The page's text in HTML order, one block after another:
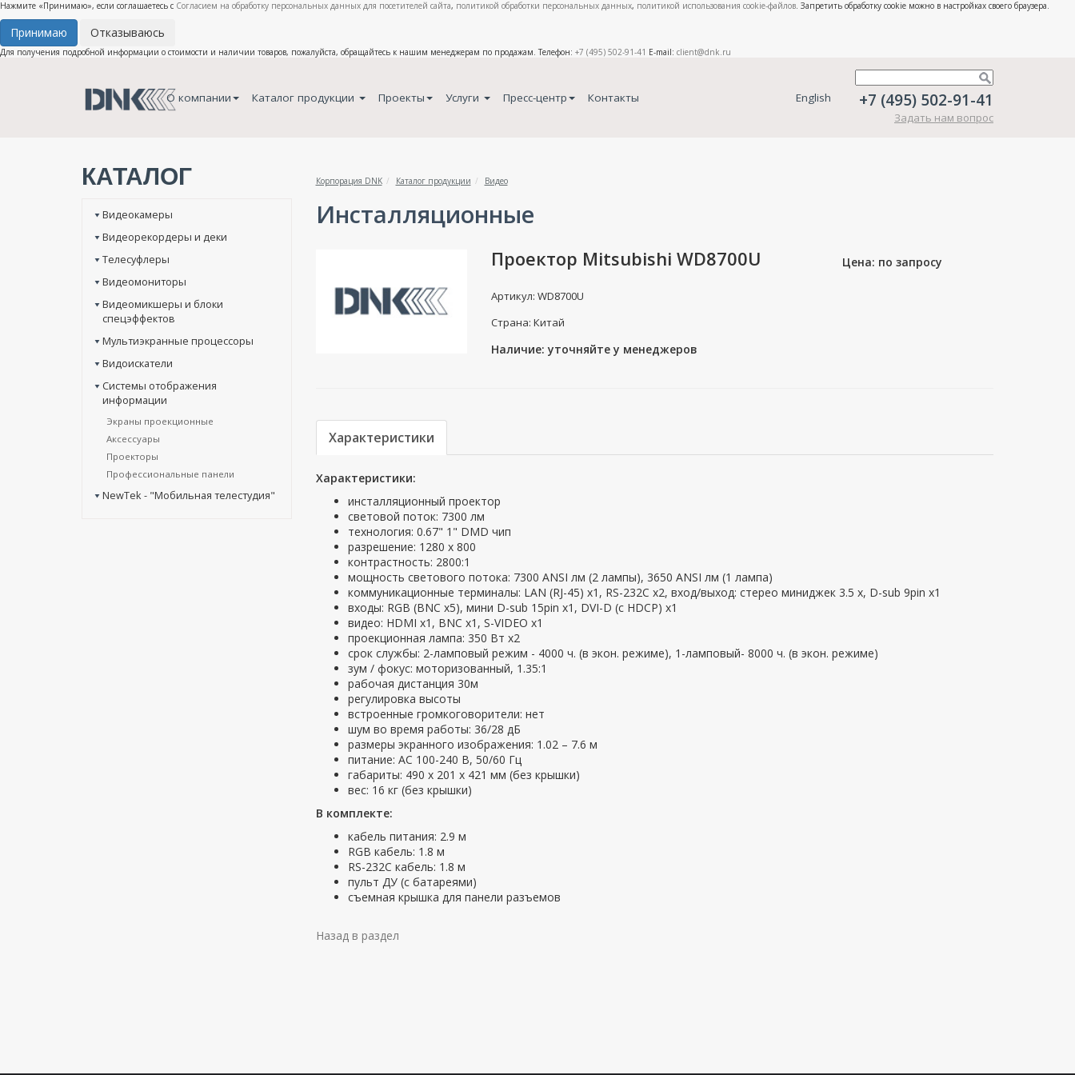
Нажмите «Принимаю», если соглашаетесь с Согласием на обработку персональных данных для посетителей сайта, политикой обработки персональных данных, политикой использования cookie-файлов. Запретить обработку cookie можно в настройках своего браузера.
Принимаю Отказываюсь
Для получения подробной информации о стоимости и наличии товаров, пожалуйста, обращайтесь к нашим менеджерам по продажам. Телефон: +7 (495) 502-91-41 E-mail: client@dnk.ru
О компании Каталог продукции Проекты Услуги Пресс-центр Контакты English +7 (495) 502-91-41
Задать нам вопрос
КАТАЛОГ Корпорация DNK Каталог продукции Видео
Видеокамеры
Видеорекордеры и деки
Телесуфлеры
Видеомониторы
Видеомикшеры и блоки
спецэффектов
Мультиэкранные процессоры
Видоискатели
Системы отображения
информации
Экраны проекционные
Аксессуары
Проекторы
Профессиональные панели
NewTek - "Мобильная телестудия"
Инсталляционные
Проектор Mitsubishi WD8700U
Артикул: WD8700U
Страна: Китай
Наличие: уточняйте у менеджеров
Цена: по запросу
Характеристики
Характеристики:
инсталляционный проектор
световой поток: 7300 лм
технология: 0.67" 1" DMD чип
разрешение: 1280 x 800
контрастность: 2800:1
мощность светового потока: 7300 ANSI лм (2 лампы), 3650 ANSI лм (1 лампа)
коммуникационные терминалы: LAN (RJ-45) x1, RS-232C х2, вход/выход: стерео миниджек 3.5 х, D-sub 9pin x1
входы: RGB (BNC x5), мини D-sub 15pin x1, DVI-D (с HDCP) x1
видео: HDMI x1, BNC х1, S-VIDEO x1
проекционная лампа: 350 Вт х2
срок службы: 2-ламповый режим - 4000 ч. (в экон. режиме), 1-ламповый- 8000 ч. (в экон. режиме)
зум / фокус: моторизованный, 1.35:1
рабочая дистанция 30м
регулировка высоты
встроенные громкоговорители: нет
шум во время работы: 36/28 дБ
размеры экранного изображения: 1.02 – 7.6 м
питание: АС 100-240 В, 50/60 Гц
габариты: 490 x 201 x 421 мм (без крышки)
вес: 16 кг (без крышки)
В комплекте:
кабель питания: 2.9 м
RGB кабель: 1.8 м
RS-232C кабель: 1.8 м
пульт ДУ (с батареями)
съемная крышка для панели разъемов
Назад в раздел